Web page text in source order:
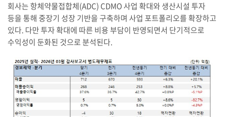
회사는 항체약물접합체(ADC) CDMO 사업 확대와 생산시설 투자
등을 통해 중장기 성장 기반을 구축하며 사업 포트폴리오를 확장하고
있다. 다만 투자 확대에 따른 비용 부담이 반영되면서 단기적으로
수익성이 둔화된 것으로 분석된다.